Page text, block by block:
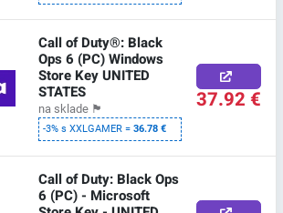
Call of Duty®: Black
Ops 6 (PC) Windows
Store Key UNITED
STATES
na sklade 🏴
-3% s XXLGAMER =36.78 €
37.92 €
Call of Duty: Black Ops
6 (PC) - Microsoft